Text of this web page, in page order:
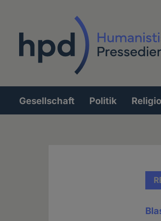
Hauptnavigation
Gesellschaft Politik